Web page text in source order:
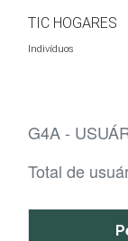
TIC HOGARES
Indivíduos
G4A -
Total de